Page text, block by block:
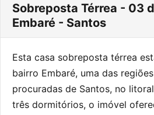
Sobreposta Térrea - 03
Embaré - Santos
Esta casa sobreposta térrea
bairro Embaré, uma das
procuradas de Santos, no
três dormitórios, o imóvel